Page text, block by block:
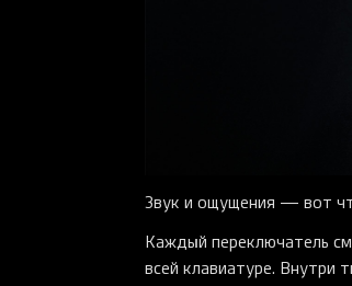
Звук и ощущения — вот
Каждый переключатель
всей клавиатуре. Внутри